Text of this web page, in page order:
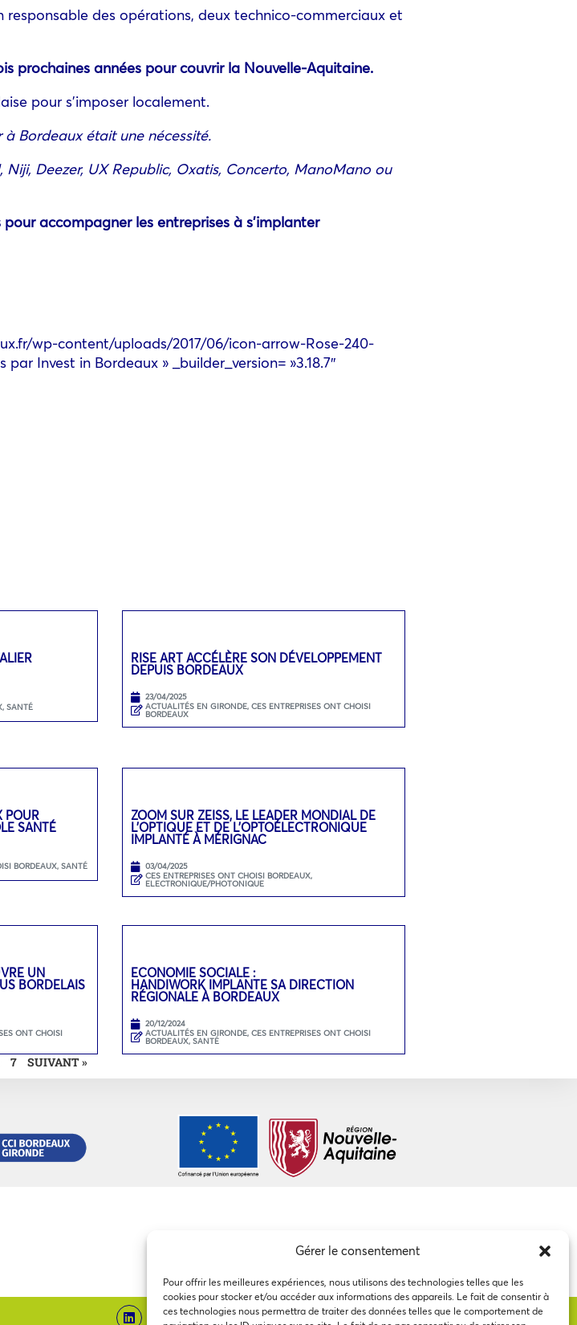
Gérer le consentement
Pour offrir les meilleures expériences, nous utilisons des technologies telles que les
cookies pour stocker et/ou accéder aux informations des appareils. Le fait de consentir à
ces technologies nous permettra de traiter des données telles que le comportement de
responsable des opérations, deux technico-commerciaux et
prochaines années pour couvrir la Nouvelle-Aquitaine.
pour s’imposer localement.
Bordeaux était une nécessité.
Deezer, UX Republic, Oxatis, Concerto, ManoMano ou
accompagner les entreprises à s’implanter
wp-content/uploads/2017/06/icon-arrow-Rose-240-
Invest in Bordeaux » _builder_version= »3.18.7″
,SANTÉ
RISE ART ACCÉLÈRE SON DÉVELOPPEMENT
DEPUIS BORDEAUX
23/04/2025
ACTUALITÉS EN GIRONDE, CES ENTREPRISES ONT CHOISI
BORDEAUX
POUR
SANTÉ
BORDEAUX,SANTÉ
ZOOM SUR ZEISS, LE LEADER MONDIAL DE
L’OPTIQUE ET DE L’OPTOÉLECTRONIQUE
IMPLANTÉ À MÉRIGNAC
03/04/2025
CES ENTREPRISES ONT CHOISI BORDEAUX,
ELECTRONIQUE/PHOTONIQUE
UN
BORDELAIS
ONT CHOISI
ECONOMIE SOCIALE :
HANDIWORK IMPLANTE SA DIRECTION
RÉGIONALE À BORDEAUX
20/12/2024
ACTUALITÉS EN GIRONDE, CES ENTREPRISES ONT CHOISI
BORDEAUX, SANTÉ
7 SUIVANT »